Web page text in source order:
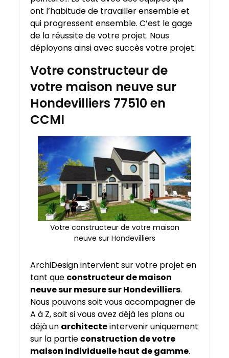
ont l’habitude de travailler ensemble et
qui progressent ensemble. C’est le gage
de la réussite de votre projet. Nous
déployons ainsi avec succès votre projet.
Votre constructeur de
votre maison neuve sur
Hondevilliers 77510 en
CCMI
Votre constructeur de votre maison
neuve sur Hondevilliers
ArchiDesign intervient sur votre projet en
tant que constructeur de maison
neuve sur mesure surHondevilliers.
Nous pouvons soit vous accompagner de
A à Z, soit si vous avez déjà les plans ou
déjà un architecteintervenir uniquement
sur la partie construction de votre
maison individuelle haut de gamme.